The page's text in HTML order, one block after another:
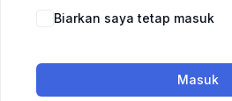
Biarkan saya tetap masuk
Masuk